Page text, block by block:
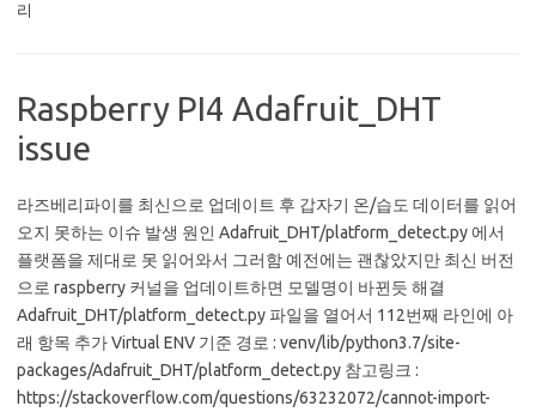
리
Raspberry PI4 Adafruit_DHT
issue
라즈베리파이를 최신으로 업데이트 후 갑자기 온/습도 데이터를 읽어
오지 못하는 이슈 발생 원인 Adafruit_DHT/platform_detect.py 에서
플랫폼을 제대로 못 읽어와서 그러함 예전에는 괜찮았지만 최신 버전
으로 raspberry 커널을 업데이트하면 모델명이 바뀐듯 해결
Adafruit_DHT/platform_detect.py 파일을 열어서 112번째 라인에 아
래 항목 추가 Virtual ENV 기준 경로 : venv/lib/python3.7/site-
packages/Adafruit_DHT/platform_detect.py 참고링크 :
https://stackoverflow.com/questions/63232072/cannot-import-